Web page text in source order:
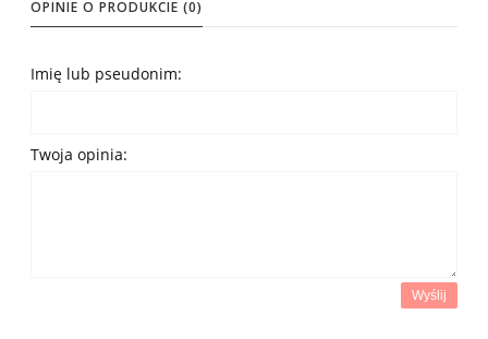
OPINIE O PRODUKCIE (0)
Imię lub pseudonim:
Twoja opinia:
Wyślij